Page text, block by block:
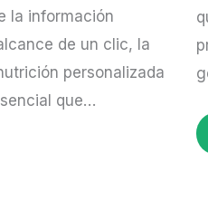
la información
de un clic, la
personalizada
que…